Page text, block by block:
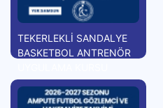
TEKERLEKLİ SANDALYE
BASKETBOL ANTRENÖR